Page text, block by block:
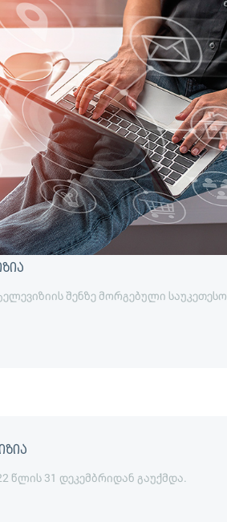
შენზე მორგებული საუკეთესო
წლის 31 დეკემბრიდან გაუქმდა.